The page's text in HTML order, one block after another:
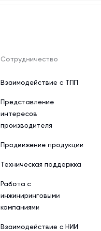
Сотрудничество
Взаимодействие с ТПП
Представление
интересов
производителя
Продвижение продукции
Техническая поддержка
Работа с
инжиниринговыми
компаниями
Взаимодействие с НИИ